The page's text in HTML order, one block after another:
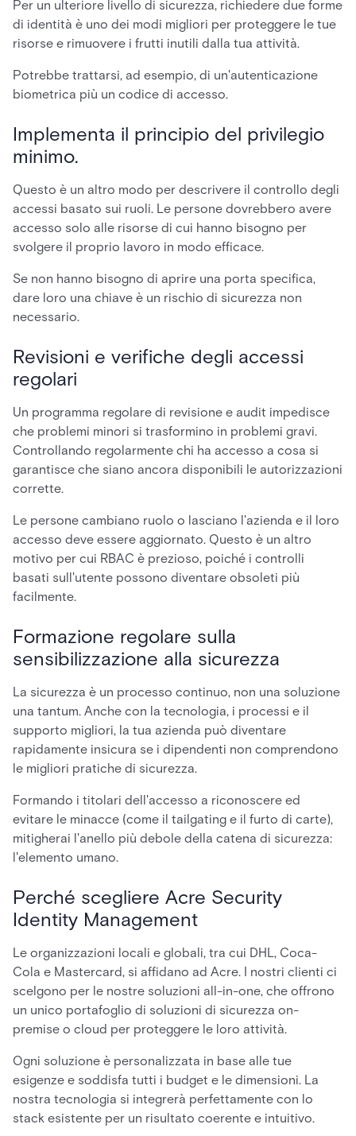
Per un ulteriore livello di sicurezza, richiedere due forme
di identità è uno dei modi migliori per proteggere le tue
risorse e rimuovere i frutti inutili dalla tua attività.
Potrebbe trattarsi, ad esempio, di un'autenticazione
biometrica più un codice di accesso.
Implementa il principio del privilegio
minimo.
Questo è un altro modo per descrivere il controllo degli
accessi basato sui ruoli. Le persone dovrebbero avere
accesso solo alle risorse di cui hanno bisogno per
svolgere il proprio lavoro in modo efficace.
Se non hanno bisogno di aprire una porta specifica,
dare loro una chiave è un rischio di sicurezza non
necessario.
Revisioni e verifiche degli accessi
regolari
Un programma regolare di revisione e audit impedisce
che problemi minori si trasformino in problemi gravi.
Controllando regolarmente chi ha accesso a cosa si
garantisce che siano ancora disponibili le autorizzazioni
corrette.
Le persone cambiano ruolo o lasciano l'azienda e il loro
accesso deve essere aggiornato. Questo è un altro
motivo per cui RBAC è prezioso, poiché i controlli
basati sull'utente possono diventare obsoleti più
facilmente.
Formazione regolare sulla
sensibilizzazione alla sicurezza
La sicurezza è un processo continuo, non una soluzione
una tantum. Anche con la tecnologia, i processi e il
supporto migliori, la tua azienda può diventare
rapidamente insicura se i dipendenti non comprendono
le migliori pratiche di sicurezza.
Formando i titolari dell'accesso a riconoscere ed
evitare le minacce (come il tailgating e il furto di carte),
mitigherai l'anello più debole della catena di sicurezza:
l'elemento umano.
Perché scegliere Acre Security
Identity Management
Le organizzazioni locali e globali, tra cui DHL, Coca-
Cola e Mastercard, si affidano ad Acre. I nostri clienti ci
scelgono per le nostre soluzioni all-in-one, che offrono
un unico portafoglio di soluzioni di sicurezza on-
premise o cloud per proteggere le loro attività.
Ogni soluzione è personalizzata in base alle tue
esigenze e soddisfa tutti i budget e le dimensioni. La
nostra tecnologia si integrerà perfettamente con lo
stack esistente per un risultato coerente e intuitivo.